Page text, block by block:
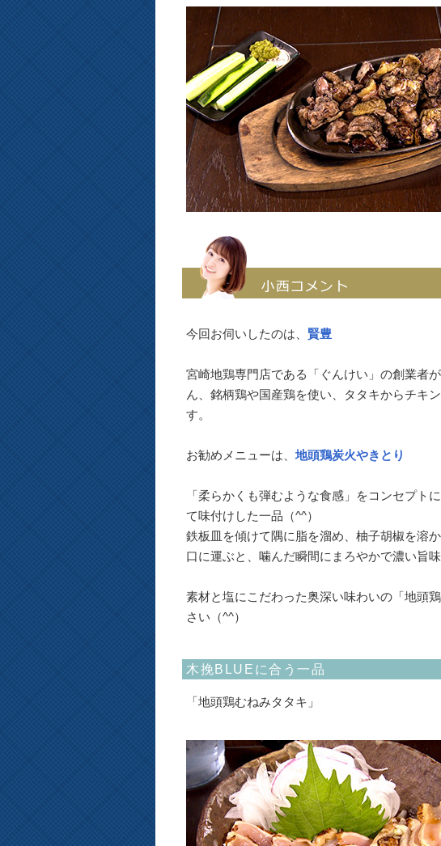
今回お伺いしたのは、 賢豊
宮崎地鶏専門店である「ぐんけい」の創業者
ん、銘柄鶏や国産鶏を使い、タタキからチキ
す。
お勧めメニューは、 地頭鶏炭火やきとり
「柔らかくも弾むような食感」をコンセプト
て味付けした一品（^^）
鉄板皿を傾けて隅に脂を溜め、柚子胡椒を溶
口に運ぶと、噛んだ瞬間にまろやかで濃い旨
素材と塩にこだわった奥深い味わいの「地頭
さい（^^）
木挽BLUEに合う一品
「地頭鶏むねみタタキ」